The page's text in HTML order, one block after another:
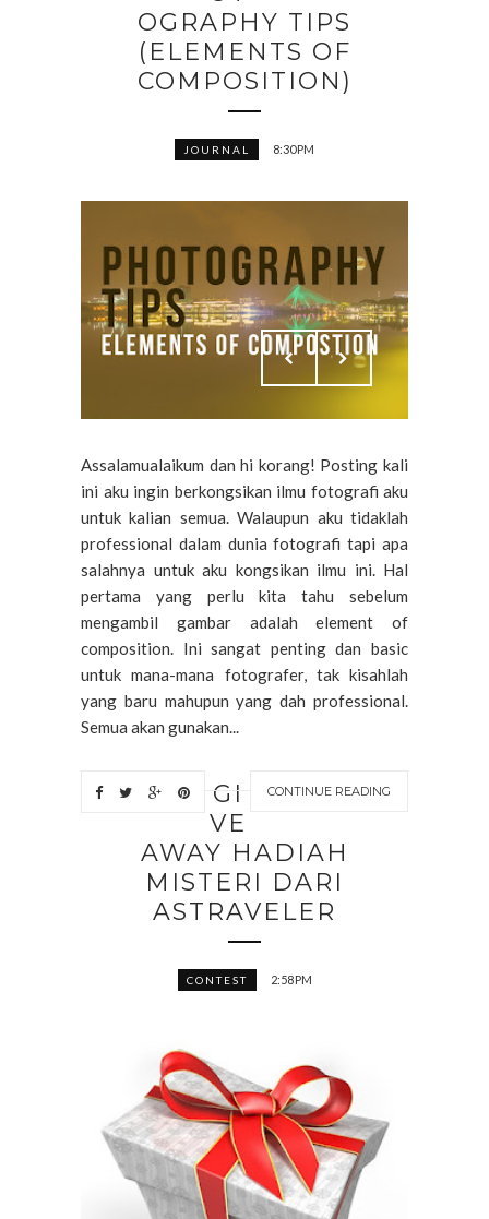
OGRAPHY TIPS
(ELEMENTS OF
COMPOSITION)
JOURNAL 8:30 PM
Assalamualaikum dan hi korang! Posting kali
ini aku ingin berkongsikan ilmu fotografi aku
untuk kalian semua. Walaupun aku tidaklah
professional dalam dunia fotografi tapi apa
salahnya untuk aku kongsikan ilmu ini. Hal
pertama yang perlu kita tahu sebelum
mengambil gambar adalah element of
composition. Ini sangat penting dan basic
untuk mana-mana fotografer, tak kisahlah
yang baru mahupun yang dah professional.
Semua akan gunakan...
CONTINUE READING
GI
VE
AWAY HADIAH
MISTERI DARI
ASTRAVELER
CONTEST 2:58 PM